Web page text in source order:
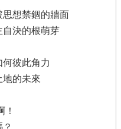
想禁錮的牆面
自決的根萌芽
彼此角力
地的未來